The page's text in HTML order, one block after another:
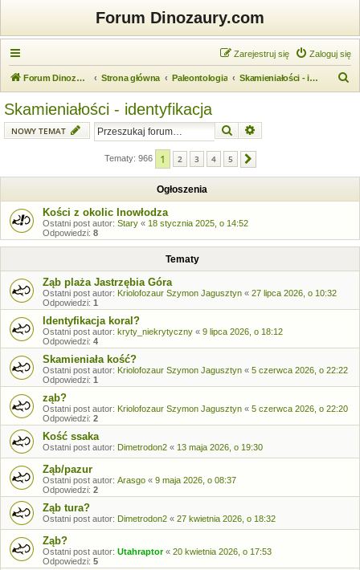
Forum Dinozaury.com
Zaloguj się
Zarejestruj się
Forum Dinozaury.com Strona główna Paleontologia Skamieniałości - identyfikacja
Skamieniałości - identyfikacja
NOWY TEMAT Szukaj
Tematy: 966 1 2 3 4 5
Ogłoszenia
Kości z okolic Inowłodza
Ostatni post autor: Stary « 18 stycznia 2025, o 14:52
Odpowiedzi: 8
Tematy
Ząb plaża Jastrzębia Góra
Ostatni post autor: Kriolofozaur Szymon Jagusztyn « 27 lipca 2026, o 10:32
Odpowiedzi: 1
Identyfikacja koral?
Ostatni post autor: kryty_niekrytyczny « 9 lipca 2026, o 18:12
Odpowiedzi: 4
Skamieniała kość?
Ostatni post autor: Kriolofozaur Szymon Jagusztyn « 5 czerwca 2026, o 22:22
Odpowiedzi: 1
ząb?
Ostatni post autor: Kriolofozaur Szymon Jagusztyn « 5 czerwca 2026, o 22:20
Odpowiedzi: 2
Kość ssaka
Ostatni post autor: Dimetrodon2 « 13 maja 2026, o 19:30
Ząb/pazur
Ostatni post autor: Arasgo « 9 maja 2026, o 08:37
Odpowiedzi: 2
Ząb tura?
Ostatni post autor: Dimetrodon2 « 27 kwietnia 2026, o 18:32
Ząb?
Ostatni post autor: Utahraptor« 20 kwietnia 2026, o 17:53
Odpowiedzi: 5